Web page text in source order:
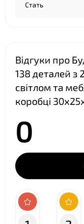
Стать
Відгуки про
138 деталей з
світлом та
коробці
0